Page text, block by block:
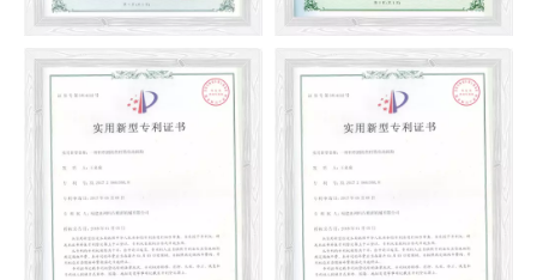
Thiết bị tự động
Thiết bị chiếu sáng cho máy
đan tròn